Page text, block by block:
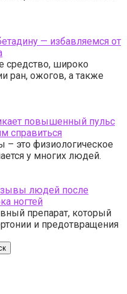
— избавляемся от
средство, широко
ран, ожогов, а также
повышенный пульс
справиться
это физиологическое
у многих людей.
людей после
ногтей
препарат, который
и предотвращения